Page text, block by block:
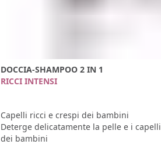
DOCCIA-SHAMPOO 2 IN 1
RICCI INTENSI
Capelli ricci e crespi dei bambini
Deterge delicatamente la pelle e i capelli
dei bambini